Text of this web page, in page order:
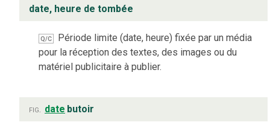
date, heure de tombée
Q/C
Période limite (date, heure) fixée par un média
pour la réception des textes, des images ou du
matériel publicitaire à publier.
fig. date butoir